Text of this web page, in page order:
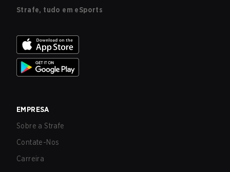
Strafe, tudo em eSports
EMPRESA
Sobre a Strafe
Contate-Nos
Carreira